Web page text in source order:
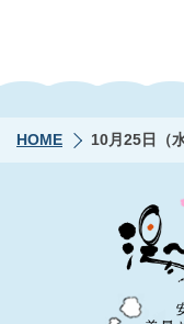
HOME 10月25日（